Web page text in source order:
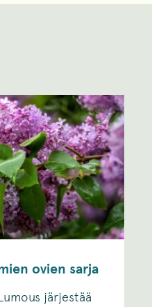
ovien sarja
järjestää